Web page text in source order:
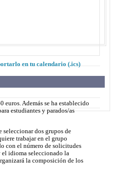
en tu calendario (.ics)
euros. Además se ha establecido
estudiantes y parados/as
seleccionar dos grupos de
trabajar en el grupo
con el número de solicitudes
el idioma seleccionado la
la composición de los